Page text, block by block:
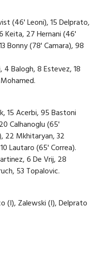
(46' Leoni), 15 Delprato,
Keita, 27 Hernani (46'
Bonny (78' Camara), 98
4 Balogh, 8 Estevez, 18
15 Acerbi, 95 Bastoni
Calhanoglu (65'
22 Mkhitaryan, 32
Lautaro (65' Correa).
6 De Vrij, 28
53 Topalovic.
(I), Zalewski (I), Delprato